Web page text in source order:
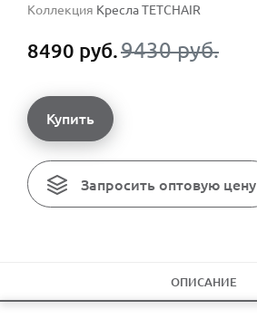
Коллекция Кресла TETCHAIR
8490 руб.9430 руб.
Купить
Запросить оптовую цену
ОПИСАНИЕ